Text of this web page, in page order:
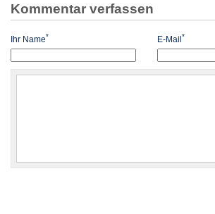
Kommentar verfassen
Ihr Name* E-Mail*